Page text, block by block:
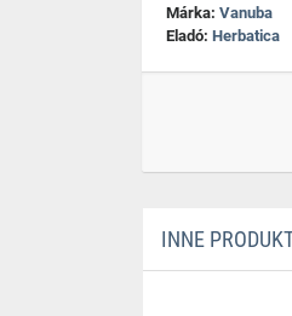
Márka: Vanuba
Eladó: Herbatica
INNE